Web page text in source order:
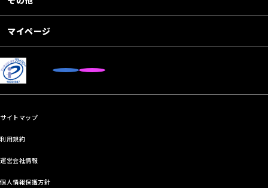
マイページ
サイトマップ
利用規約
運営会社情報
個人情報保護方針